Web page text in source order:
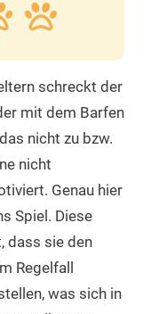
270
770
1050
1310
1710
Frisches
(10%),
(10%),
Rote Beete
und Birnen (3%)
Dorschlebertran
Algenkalk
(10%), Frische
schreckt der
mit dem Barfen
nicht zu bzw.
nicht
Genau hier
Spiel. Diese
dass sie den
Regelfall
was sich in